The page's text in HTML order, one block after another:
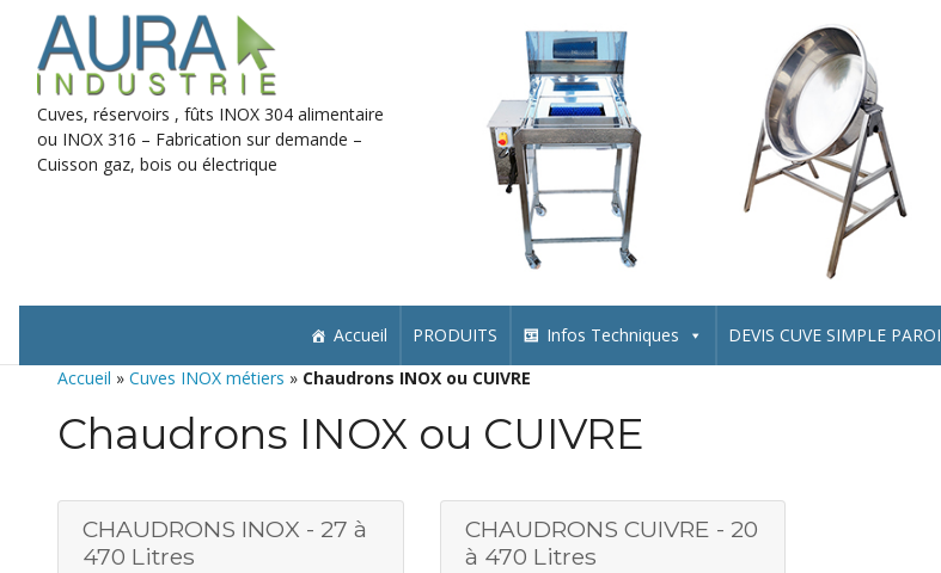
content
Cuves, réservoirs , fûts INOX 304 alimentaire
ou INOX 316 – Fabrication sur demande –
Cuisson gaz, bois ou électrique
Accueil PRODUITS Infos Techniques DEVIS CUVE SIMPLE PAROI
Accueil » Cuves INOX métiers » Chaudrons INOX ou CUIVRE
Chaudrons INOX ou CUIVRE
CHAUDRONS INOX - 27 à
470 Litres
CHAUDRONS CUIVRE - 20
à 470 Litres